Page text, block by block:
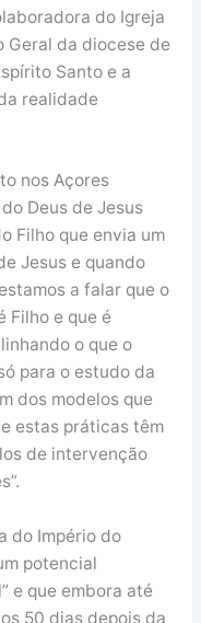
do Igreja
Geral da diocese de
Santo e a
realidade
nos Açores
Deus de Jesus
Filho que envia um
Jesus e quando
a falar que o
Filho e que é
o que o
para o estudo da
dos modelos que
estas práticas têm
de intervenção
do Império do
potencial
e que embora até
50 dias depois da